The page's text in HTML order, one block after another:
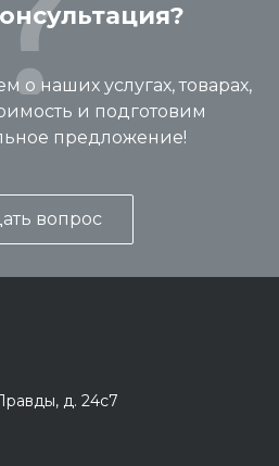
о наших услугах, товарах,
и подготовим
предложение!
вопрос
д. 24с7